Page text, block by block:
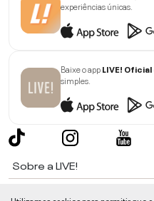
experiências únicas.
Baixe o appLIVE! Oficial
simples.
Sobre a LIVE!